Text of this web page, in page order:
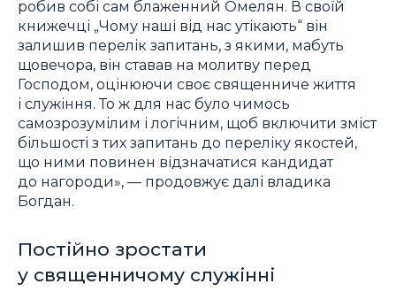
робив собі сам блаженний Омелян. В своїй
книжечці „Чому наші від нас утікають“ він
залишив перелік запитань, з якими, мабуть
щовечора, він ставав на молитву перед
Господом, оцінюючи своє священниче життя
і служіння. То ж для нас було чимось
самозрозумілим і логічним, щоб включити зміст
більшості з тих запитань до переліку якостей,
що ними повинен відзначатися кандидат
до нагороди», — продовжує далі владика
Богдан.
Постійно зростати
у священничому служінні